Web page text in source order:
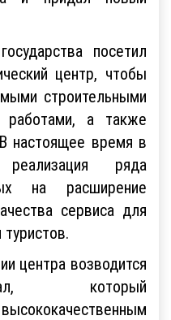
посетил
центр, чтобы
строительными
работами, а также
настоящее время в
ряда
на расширение
сервиса для
центра возводится
который